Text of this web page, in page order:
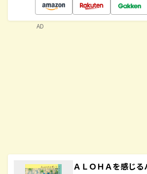
ＡＬＯＨＡを感じ
AD